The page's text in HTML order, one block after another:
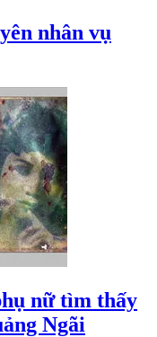
nhân vụ
nữ tìm thấy
Ngãi